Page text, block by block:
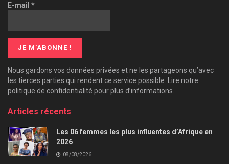
E-mail *
Nous gardons vos données privées et ne les partageons qu’avec
les tierces parties qui rendent ce service possible. Lire notre
politique de confidentialité pour plus d’informations.
Articles récents
Les 06 femmes les plus influentes d’Afrique en
2026
08/08/2026